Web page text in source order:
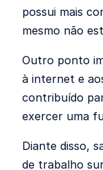
possui mais
mesmo não
Outro ponto
à internet e
contribuído
exercer uma
Diante disso,
de trabalho